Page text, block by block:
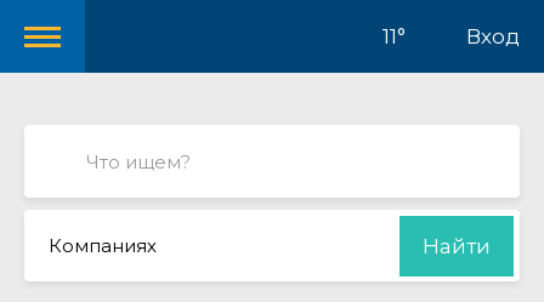
11° Вход
Компаниях Найти